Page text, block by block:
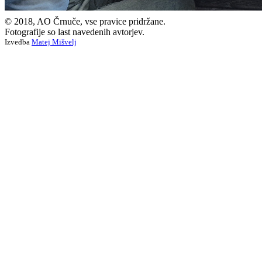
© 2018, AO Črnuče, vse pravice pridržane.
Fotografije so last navedenih avtorjev.
Izvedba Matej Mišvelj